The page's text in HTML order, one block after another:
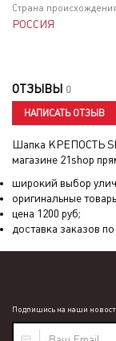
Страна
РОССИЯ
ОТЗЫВЫ 0
НАПИСАТЬ ОТЗЫВ
Шапка КРЕПОСТЬ
магазине 21shop
широкий выбор
оригинальные
цена 1200 руб;
доставка заказов
Подпишись на наши